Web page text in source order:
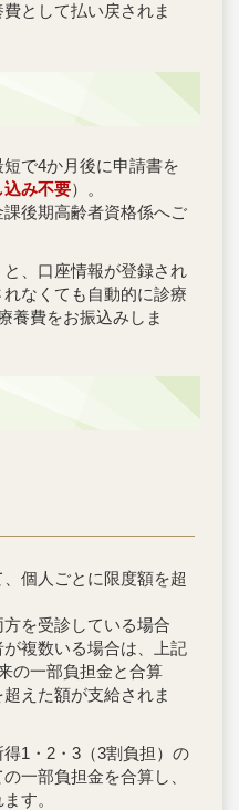
として払い戻されま
で4か月後に申請書を
込み不要）。
後期高齢者資格係へご
、口座情報が登録され
なくても自動的に診療
養費をお振込みしま
個人ごとに限度額を超
を受診している場合
複数いる場合は、上記
の一部負担金と合算
えた額が支給されま
1・2・3（3割負担）の
一部負担金を合算し、
す。